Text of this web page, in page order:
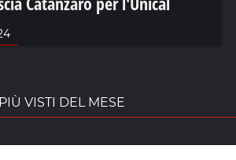
PIÙ VISTI DEL MESE